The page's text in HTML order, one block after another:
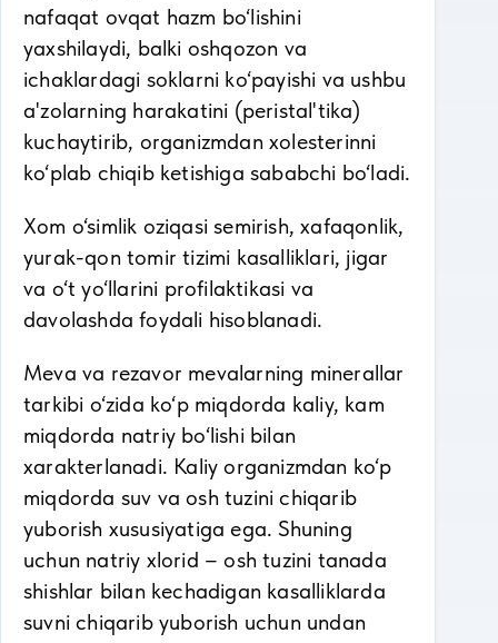
nafaqat ovqat hazm bo‘lishini
yaxshilaydi, balki oshqozon va
ichaklardagi soklarni ko‘payishi va ushbu
a'zolarning harakatini (peristal'tika)
kuchaytirib, organizmdan xolesterinni
ko‘plab chiqib ketishiga sababchi bo‘ladi.
Xom o‘simlik oziqasi semirish, xafaqonlik,
yurak-qon tomir tizimi kasalliklari, jigar
va o‘t yo‘llarini profilaktikasi va
davolashda foydali hisoblanadi.
Meva va rezavor mevalarning minerallar
tarkibi o‘zida ko‘p miqdorda kaliy, kam
miqdorda natriy bo‘lishi bilan
xarakterlanadi. Kaliy organizmdan ko‘p
miqdorda suv va osh tuzini chiqarib
yuborish xususiyatiga ega. Shuning
uchun natriy xlorid – osh tuzini tanada
shishlar bilan kechadigan kasalliklarda
suvni chiqarib yuborish uchun undan